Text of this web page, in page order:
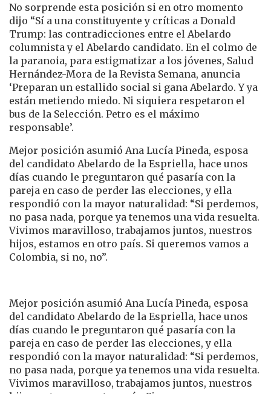
No sorprende esta posición si en otro momento
dijo “Sí a una constituyente y críticas a Donald
Trump: las contradicciones entre el Abelardo
columnista y el Abelardo candidato. En el colmo de
la paranoia, para estigmatizar a los jóvenes, Salud
Hernández-Mora de la Revista Semana, anuncia
‘Preparan un estallido social si gana Abelardo. Y ya
están metiendo miedo. Ni siquiera respetaron el
bus de la Selección. Petro es el máximo
responsable’.
Mejor posición asumió Ana Lucía Pineda, esposa
del candidato Abelardo de la Espriella, hace unos
días cuando le preguntaron qué pasaría con la
pareja en caso de perder las elecciones, y ella
respondió con la mayor naturalidad: “Si perdemos,
no pasa nada, porque ya tenemos una vida resuelta.
Vivimos maravilloso, trabajamos juntos, nuestros
hijos, estamos en otro país. Si queremos vamos a
Colombia, si no, no”.
Mejor posición asumió Ana Lucía Pineda, esposa
del candidato Abelardo de la Espriella, hace unos
días cuando le preguntaron qué pasaría con la
pareja en caso de perder las elecciones, y ella
respondió con la mayor naturalidad: “Si perdemos,
no pasa nada, porque ya tenemos una vida resuelta.
Vivimos maravilloso, trabajamos juntos, nuestros